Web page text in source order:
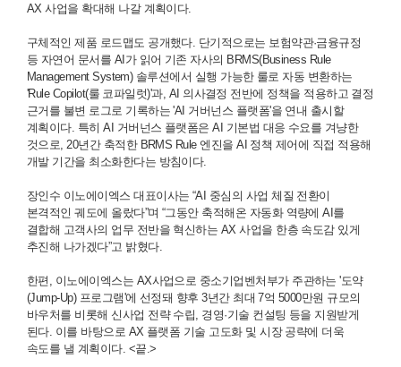
AX 사업을 확대해 나갈 계획이다.
구체적인 제품 로드맵도 공개했다. 단기적으로는 보험약관·금융규정
등 자연어 문서를 AI가 읽어 기존 자사의 BRMS(Business Rule
Management System) 솔루션에서 실행 가능한 룰로 자동 변환하는
'Rule Copilot(룰 코파일럿)'과, AI 의사결정 전반에 정책을 적용하고 결정
근거를 불변 로그로 기록하는 'AI 거버넌스 플랫폼'을 연내 출시할
계획이다. 특히 AI 거버넌스 플랫폼은 AI 기본법 대응 수요를 겨냥한
것으로, 20년간 축적한 BRMS Rule 엔진을 AI 정책 제어에 직접 적용해
개발 기간을 최소화한다는 방침이다.
장인수 이노에이엑스 대표이사는 “AI 중심의 사업 체질 전환이
본격적인 궤도에 올랐다”며 “그동안 축적해온 자동화 역량에 AI를
결합해 고객사의 업무 전반을 혁신하는 AX 사업을 한층 속도감 있게
추진해 나가겠다”고 밝혔다.
한편, 이노에이엑스는 AX사업으로 중소기업벤처부가 주관하는 '도약
(Jump-Up) 프로그램'에 선정돼 향후 3년간 최대 7억 5000만원 규모의
바우처를 비롯해 신사업 전략 수립, 경영·기술 컨설팅 등을 지원받게
된다. 이를 바탕으로 AX 플랫폼 기술 고도화 및 시장 공략에 더욱
속도를 낼 계획이다. <끝.>